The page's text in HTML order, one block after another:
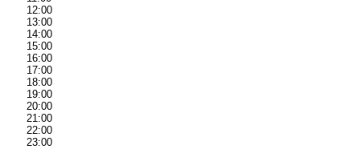
12:00
13:00
14:00
15:00
16:00
17:00
18:00
19:00
20:00
21:00
22:00
23:00